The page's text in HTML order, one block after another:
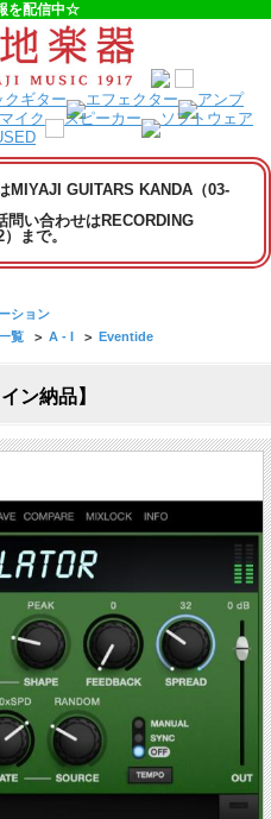
を配信中☆
MIYAJI GUITARS KANDA（03-
問い合わせはRECORDING
まで。
ション
覧 > A - I > Eventide
ン納品】